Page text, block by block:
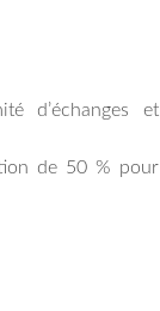
d’échanges et
de 50 % pour